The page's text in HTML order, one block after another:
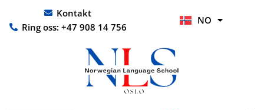
rett
Kontakt
Ring oss: +47 908 14 756
NO
HI